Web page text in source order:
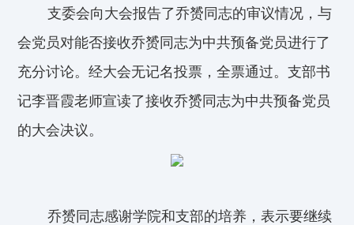
支委会向大会报告了乔赟同志的审议情况，与
会党员对能否接收乔赟同志为中共预备党员进行了
充分讨论。经大会无记名投票，全票通过。支部书
记李晋霞老师宣读了接收乔赟同志为中共预备党员
的大会决议。
乔赟同志感谢学院和支部的培养，表示要继续